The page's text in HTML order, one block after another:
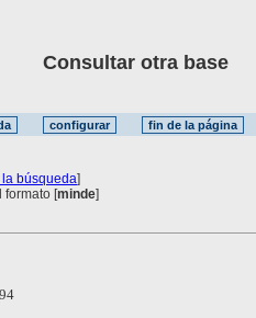
otra base
búsqueda]
formato [minde]